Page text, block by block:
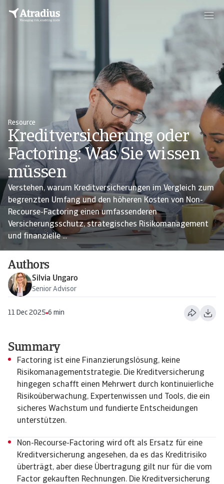
Resource
Kreditversicherung oder
Factoring: Was Sie wissen
müssen
Verstehen, warum Kreditversicherungen im Vergleich zum
begrenzten Umfang und den höheren Kosten von Non-
Recourse-Factoring einen umfassenderen
Versicherungsschutz, strategisches Risikomanagement
und finanzielle ...
Authors
Silvia Ungaro
Senior Advisor
11 Dec 2025 6 min
Summary
Factoring ist eine Finanzierungslösung, keine
Risikomanagementstrategie. Die Kreditversicherung
hingegen schafft einen Mehrwert durch kontinuierliche
Risikoüberwachung, Expertenwissen und Tools, die ein
sicheres Wachstum und fundierte Entscheidungen
unterstützen.
Non-Recourse-Factoring wird oft als Ersatz für eine
Kreditversicherung angesehen, da es das Kreditrisiko
überträgt, aber diese Übertragung gilt nur für die vom
Factor gekauften Rechnungen. Die Kreditversicherung